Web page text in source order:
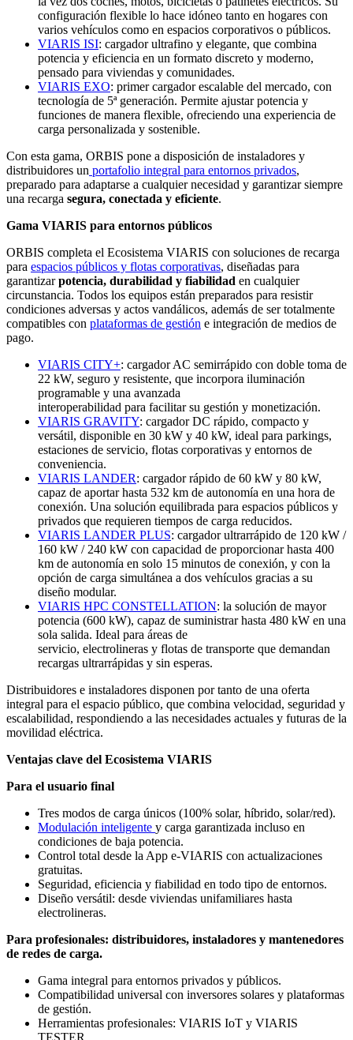
configuración flexible lo hace idóneo tanto en hogares con
varios vehículos como en espacios corporativos o públicos.
VIARIS ISI: cargador ultrafino y elegante, que combina
potencia y eficiencia en un formato discreto y moderno,
pensado para viviendas y comunidades.
VIARIS EXO: primer cargador escalable del mercado, con
tecnología de 5ª generación. Permite ajustar potencia y
funciones de manera flexible, ofreciendo una experiencia de
carga personalizada y sostenible.
Con esta gama, ORBIS pone a disposición de instaladores y
distribuidores un portafolio integral para entornos privados,
preparado para adaptarse a cualquier necesidad y garantizar siempre
una recarga segura, conectada y eficiente.
Gama VIARIS para entornos públicos
ORBIS completa el Ecosistema VIARIS con soluciones de recarga
para espacios públicos y flotas corporativas, diseñadas para
garantizarpotencia, durabilidad y fiabilidad en cualquier
circunstancia. Todos los equipos están preparados para resistir
condiciones adversas y actos vandálicos, además de ser totalmente
compatibles con plataformas de gestión e integración de medios de
pago.
VIARIS CITY+: cargador AC semirrápido con doble toma de
22 kW, seguro y resistente, que incorpora iluminación
programable y una avanzada
interoperabilidad para facilitar su gestión y monetización.
VIARIS GRAVITY: cargador DC rápido, compacto y
versátil, disponible en 30 kW y 40 kW, ideal para parkings,
estaciones de servicio, flotas corporativas y entornos de
conveniencia.
VIARIS LANDER: cargador rápido de 60 kW y 80 kW,
capaz de aportar hasta 532 km de autonomía en una hora de
conexión. Una solución equilibrada para espacios públicos y
privados que requieren tiempos de carga reducidos.
VIARIS LANDER PLUS: cargador ultrarrápido de 120 kW /
160 kW / 240 kW con capacidad de proporcionar hasta 400
km de autonomía en solo 15 minutos de conexión, y con la
opción de carga simultánea a dos vehículos gracias a su
diseño modular.
VIARIS HPC CONSTELLATION: la solución de mayor
potencia (600 kW), capaz de suministrar hasta 480 kW en una
sola salida. Ideal para áreas de
servicio, electrolineras y flotas de transporte que demandan
recargas ultrarrápidas y sin esperas.
Distribuidores e instaladores disponen por tanto de una oferta
integral para el espacio público, que combina velocidad, seguridad y
escalabilidad, respondiendo a las necesidades actuales y futuras de la
movilidad eléctrica.
Ventajas clave del Ecosistema VIARIS
Para el usuario final
Tres modos de carga únicos (100% solar, híbrido, solar/red).
Modulación inteligente y carga garantizada incluso en
condiciones de baja potencia.
Control total desde la App e-VIARIS con actualizaciones
gratuitas.
Seguridad, eficiencia y fiabilidad en todo tipo de entornos.
Diseño versátil: desde viviendas unifamiliares hasta
electrolineras.
Para profesionales: distribuidores, instaladores y mantenedores
de redes de carga.
Gama integral para entornos privados y públicos.
Compatibilidad universal con inversores solares y plataformas
de gestión.
Herramientas profesionales: VIARIS IoT y VIARIS
TESTER.